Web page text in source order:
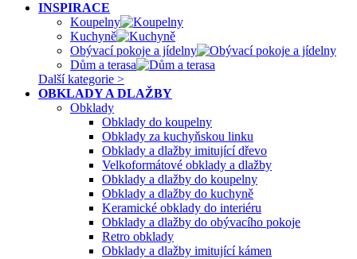
INSPIRACE
Koupelny
Kuchyně
Obývací pokoje a jídelny
Dům a terasa
Další kategorie >
OBKLADY A DLAŽBY
Obklady
Obklady do koupelny
Obklady za kuchyňskou linku
Obklady a dlažby imitující dřevo
Velkoformátové obklady a dlažby
Obklady a dlažby do koupelny
Obklady a dlažby do kuchyně
Keramické obklady do interiéru
Obklady a dlažby do obývacího pokoje
Retro obklady
Obklady a dlažby imitující kámen